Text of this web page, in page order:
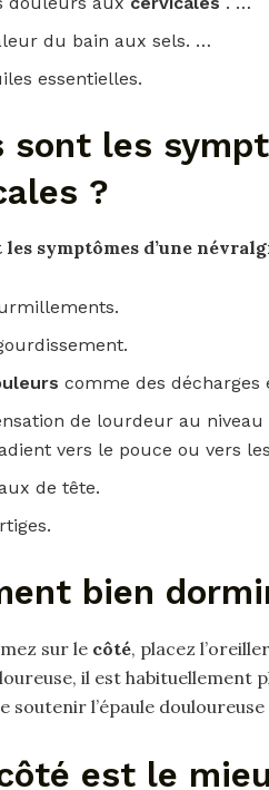
du bain aux sels. …
essentielles.
sont les
?
les symptômes d’une
comme des décharges
de lourdeur au
vers le pouce ou vers
de tête.
bien
sur le côté, placez
il est habituellement
soutenir l’épaule
est le